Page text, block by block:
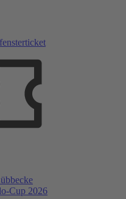
Cup 2026